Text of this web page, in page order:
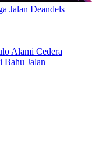
Jalan Deandels
Alami Cedera
Bahu Jalan